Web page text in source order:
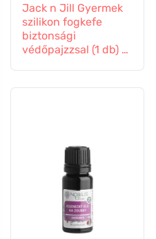
Jack n Jill Gyermek
szilikon fogkefe
biztonsági
védőpajzzsal (1 db) -